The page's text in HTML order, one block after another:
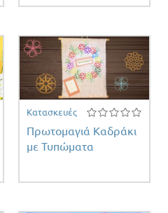
Κατασκευές
Πρωτομαγιά Καδράκι
με Τυπώματα